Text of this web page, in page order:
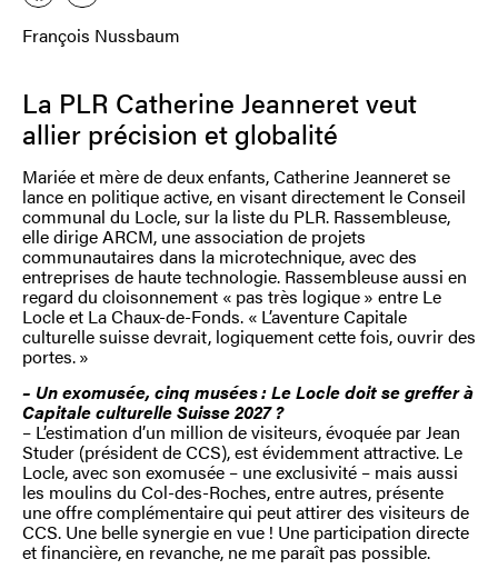
François Nussbaum
La PLR Catherine Jeanneret veut
allier précision et globalité
Mariée et mère de deux enfants, Catherine Jeanneret se
lance en politique active, en visant directement le Conseil
communal du Locle, sur la liste du PLR. Rassembleuse,
elle dirige ARCM, une association de projets
communautaires dans la microtechnique, avec des
entreprises de haute technologie. Rassembleuse aussi en
regard du cloisonnement « pas très logique » entre Le
Locle et La Chaux-de-Fonds. « L’aventure Capitale
culturelle suisse devrait, logiquement cette fois, ouvrir des
portes. »
– Un exomusée, cinq musées : Le Locle doit se greffer à
Capitale culturelle Suisse 2027 ?
– L’estimation d’un million de visiteurs, évoquée par Jean
Studer (président de CCS), est évidemment attractive. Le
Locle, avec son exomusée – une exclusivité – mais aussi
les moulins du Col-des-Roches, entre autres, présente
une offre complémentaire qui peut attirer des visiteurs de
CCS. Une belle synergie en vue ! Une participation directe
et financière, en revanche, ne me paraît pas possible.